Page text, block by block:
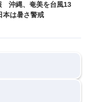
沖縄、奄美を台風13
は暑さ警戒